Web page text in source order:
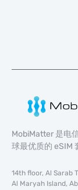
MobiMatter 是电
球最优质的 eSIM
14th floor, Al Sarab
Al Maryah Island,